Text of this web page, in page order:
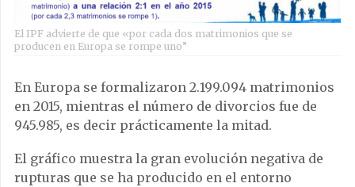
El IPF advierte de que «por cada dos matrimonios que se
producen en Europa se rompe uno”
En Europa se formalizaron 2.199.094 matrimonios
en 2015, mientras el número de divorcios fue de
945.985, es decir prácticamente la mitad.
El gráfico muestra la gran evolución negativa de
rupturas que se ha producido en el entorno